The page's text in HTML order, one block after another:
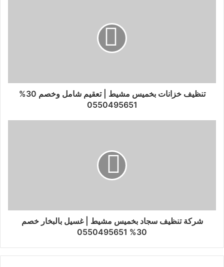
تنظيف خزانات بخميس مشيط | تعقيم شامل وخصم 30%
0550495651
شركة تنظيف سجاد بخميس مشيط | غسيل بالبخار خصم
30% 0550495651